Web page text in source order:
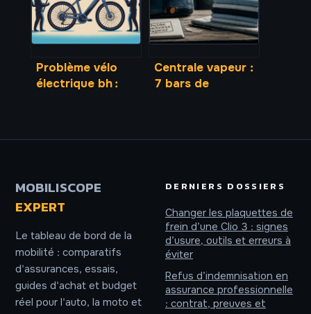
Problème vélo
électrique bh :
Centrale vapeur :
7 bars de
MOBILISCOPE
EXPERT
Le tableau de bord de la
mobilité : comparatifs
d'assurances, essais,
guides d'achat et budget
réel pour l'auto, la moto et
DERNIERS DOSSIERS
Changer les plaquettes de
frein d’une Clio 3 : signes
d’usure, outils et erreurs à
éviter
Refus d’indemnisation en
assurance professionnelle
: contrat, preuves et